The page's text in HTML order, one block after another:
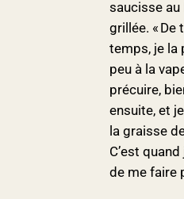
saucisse
grillée. « De
temps, je la
peu à la
précuire,
ensuite, et
la graisse
C’est quand
de me faire